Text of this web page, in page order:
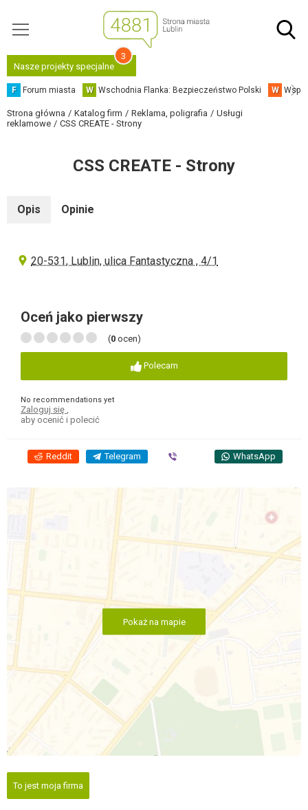
Nasze projekty specjalne
3
F Forum miasta W Wschodnia Flanka: Bezpieczeństwo Polski W
Strona główna Katalog firm Reklama, poligrafia
Usługi
reklamowe
CSS CREATE - Strony
CSS CREATE - Strony
Opis Opinie
20-531, Lublin, ulica Fantastyczna , 4/1
Oceń jako pierwszy
(0 ocen)
Polecam
No recommendations yet
Zaloguj się
aby ocenić i polecić
Reddit Telegram WhatsApp
Pokaż na mapie
To jest moja firma